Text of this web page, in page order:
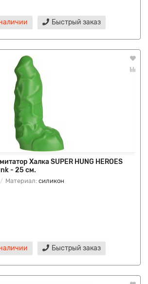
Быстрый заказ
Халка SUPER HUNG HEROES
- 25 см.
Материал: силикон
Быстрый заказ